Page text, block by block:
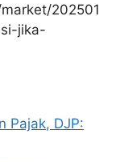
202501
jika-
Pajak, DJP: